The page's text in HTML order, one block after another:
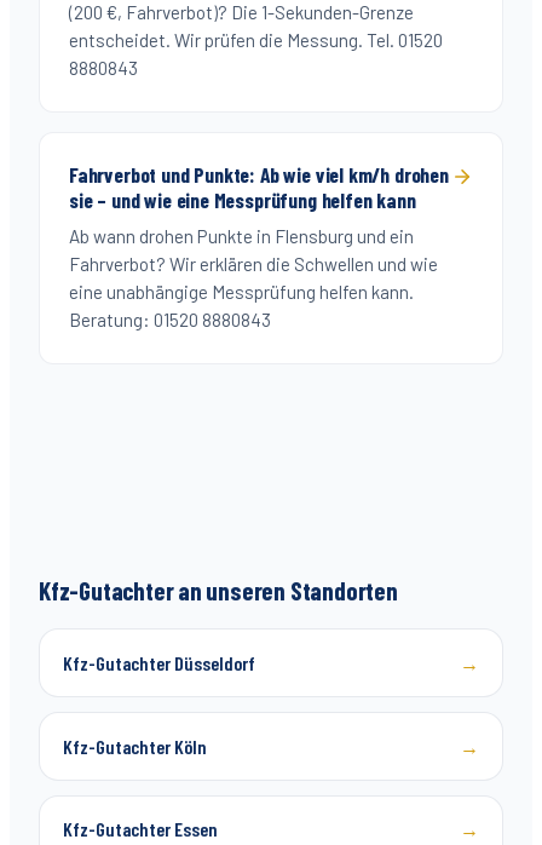
(200 €, Fahrverbot)? Die 1-Sekunden-Grenze
entscheidet. Wir prüfen die Messung. Tel. 01520
8880843
Fahrverbot und Punkte: Ab wie viel km/h drohen
sie – und wie eine Messprüfung helfen kann
Ab wann drohen Punkte in Flensburg und ein
Fahrverbot? Wir erklären die Schwellen und wie
eine unabhängige Messprüfung helfen kann.
Beratung: 01520 8880843
Kfz-Gutachter an unseren Standorten
Kfz-Gutachter Düsseldorf →
Kfz-Gutachter Köln →
Kfz-Gutachter Essen →